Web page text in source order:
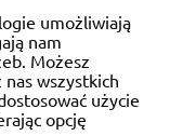
umożliwiają
nam
Możesz
wszystkich
użycie
opcję